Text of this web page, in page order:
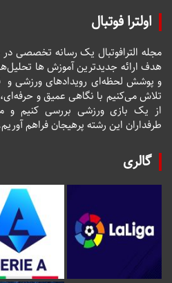
اولترا فوتبال
مجله الترافوتبال یک رسانه تخصصی
هدف ارائه جدیدترین آموزش ها
و پوشش لحظه‌ای رویدادهای ورزشی و
تلاش می‌کنیم با نگاهی عمیق و حرفه‌ای،
از یک بازی ورزشی بررسی کنیم و
طرفداران این رشته پرهیجان فراهم
گالری